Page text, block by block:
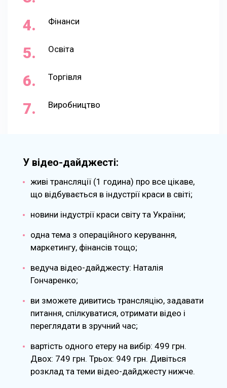
Фінанси
Освіта
Торгівля
Виробництво
У відео-дайджесті:
живі трансляції (1 година) про все цікаве,
що відбувається в індустрії краси в світі;
новини індустрії краси світу та України;
одна тема з операційного керування,
маркетингу, фінансів тощо;
ведуча відео-дайджесту: Наталія
Гончаренко;
ви зможете дивитись трансляцію, задавати
питання, спілкуватися, отримати відео і
переглядати в зручний час;
вартість одного етеру на вибір: 499 грн.
Двох: 749 грн. Трьох: 949 грн. Дивіться
розклад та теми відео-дайджесту нижче.